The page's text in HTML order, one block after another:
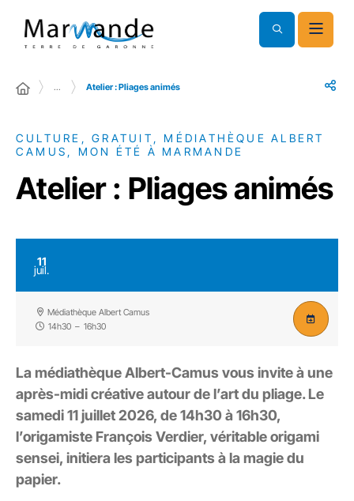
… Atelier : Pliages animés
CULTURE, GRATUIT, MÉDIATHÈQUE ALBERT
CAMUS, MON ÉTÉ À MARMANDE
Atelier : Pliages animés
11
juil.
Médiathèque Albert Camus
14h30 – 16h30
La médiathèque Albert-Camus vous invite à une
après-midi créative autour de l’art du pliage. Le
samedi 11 juillet 2026, de 14h30 à 16h30,
l’origamiste François Verdier, véritable origami
sensei, initiera les participants à la magie du
papier.